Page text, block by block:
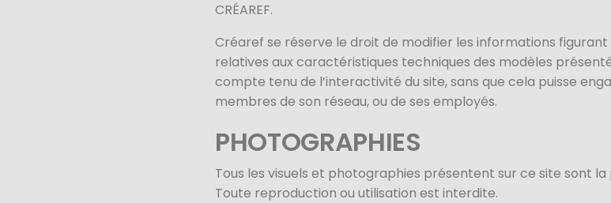
CRÉAREF.
Créaref se réserve le droit de modifier les informations
relatives aux caractéristiques techniques des modèles
compte tenu de l’interactivité du site, sans que cela puisse
membres de son réseau, ou de ses employés.
PHOTOGRAPHIES
Tous les visuels et photographies présentent sur ce site sont la
Toute reproduction ou utilisation est interdite.